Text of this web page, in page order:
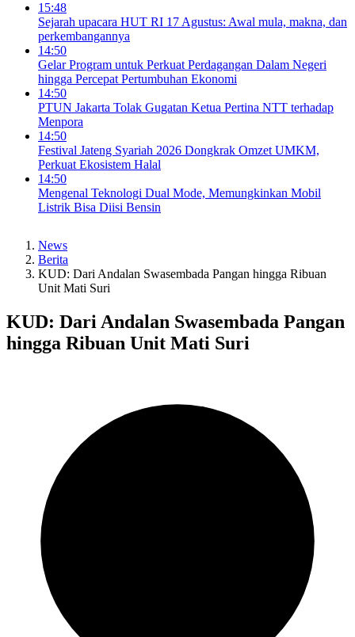
15:48
Sejarah upacara HUT RI 17 Agustus: Awal mula, makna, dan
perkembangannya
14:50
Gelar Program untuk Perkuat Perdagangan Dalam Negeri
hingga Percepat Pertumbuhan Ekonomi
14:50
PTUN Jakarta Tolak Gugatan Ketua Pertina NTT terhadap
Menpora
14:50
Festival Jateng Syariah 2026 Dongkrak Omzet UMKM,
Perkuat Ekosistem Halal
14:50
Mengenal Teknologi Dual Mode, Memungkinkan Mobil
Listrik Bisa Diisi Bensin
News
Berita
KUD: Dari Andalan Swasembada Pangan hingga Ribuan
Unit Mati Suri
KUD: Dari Andalan Swasembada Pangan
hingga Ribuan Unit Mati Suri